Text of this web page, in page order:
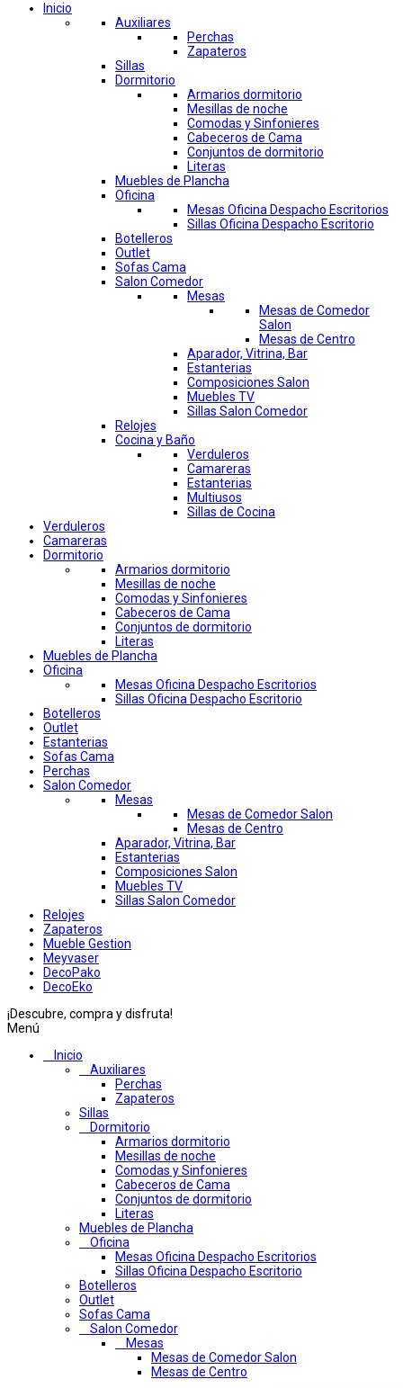
Inicio
Auxiliares
Perchas
Zapateros
Sillas
Dormitorio
Armarios dormitorio
Mesillas de noche
Comodas y Sinfonieres
Cabeceros de Cama
Conjuntos de dormitorio
Literas
Muebles de Plancha
Oficina
Mesas Oficina Despacho Escritorios
Sillas Oficina Despacho Escritorio
Botelleros
Outlet
Sofas Cama
Salon Comedor
Mesas
Mesas de Comedor
Salon
Mesas de Centro
Aparador, Vitrina, Bar
Estanterias
Composiciones Salon
Muebles TV
Sillas Salon Comedor
Relojes
Cocina y Baño
Verduleros
Camareras
Estanterias
Multiusos
Sillas de Cocina
Verduleros
Camareras
Dormitorio
Armarios dormitorio
Mesillas de noche
Comodas y Sinfonieres
Cabeceros de Cama
Conjuntos de dormitorio
Literas
Muebles de Plancha
Oficina
Mesas Oficina Despacho Escritorios
Sillas Oficina Despacho Escritorio
Botelleros
Outlet
Estanterias
Sofas Cama
Perchas
Salon Comedor
Mesas
Mesas de Comedor Salon
Mesas de Centro
Aparador, Vitrina, Bar
Estanterias
Composiciones Salon
Muebles TV
Sillas Salon Comedor
Relojes
Zapateros
Mueble Gestion
Meyvaser
DecoPako
DecoEko
¡Descubre, compra y disfruta!
Menú
Inicio
Auxiliares
Perchas
Zapateros
Sillas
Dormitorio
Armarios dormitorio
Mesillas de noche
Comodas y Sinfonieres
Cabeceros de Cama
Conjuntos de dormitorio
Literas
Muebles de Plancha
Oficina
Mesas Oficina Despacho Escritorios
Sillas Oficina Despacho Escritorio
Botelleros
Outlet
Sofas Cama
Salon Comedor
Mesas
Mesas de Comedor Salon
Mesas de Centro